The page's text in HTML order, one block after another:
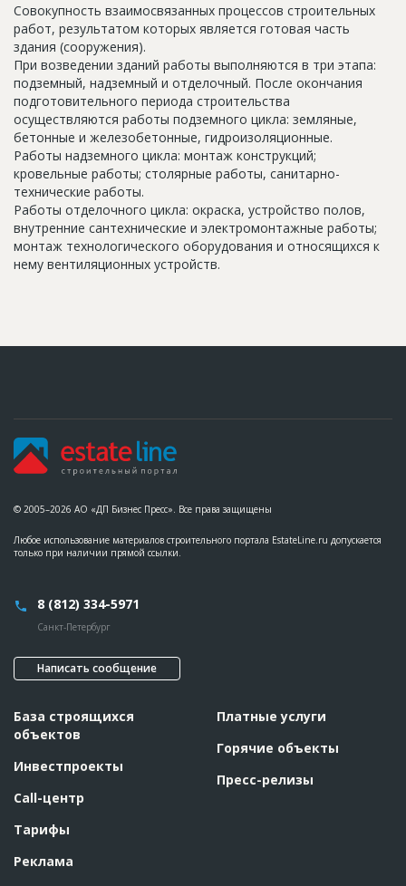
Совокупность взаимосвязанных процессов строительных
работ, результатом которых является готовая часть
здания (сооружения).
При возведении зданий работы выполняются в три этапа:
подземный, надземный и отделочный. После окончания
подготовительного периода строительства
осуществляются работы подземного цикла: земляные,
бетонные и железобетонные, гидроизоляционные.
Работы надземного цикла: монтаж конструкций;
кровельные работы; столярные работы, санитарно-
технические работы.
Работы отделочного цикла: окраска, устройство полов,
внутренние сантехнические и электромонтажные работы;
монтаж технологического оборудования и относящихся к
нему вентиляционных устройств.
© 2005–2026 АО «ДП Бизнес Пресс». Все права защищены
Любое использование материалов строительного портала EstateLine.ru допускается
только при наличии прямой ссылки.
8 (812) 334-5971
Санкт-Петербург
Написать сообщение
База строящихся
объектов
Инвестпроекты
Call-центр
Тарифы
Реклама
Платные услуги
Горячие объекты
Пресс-релизы